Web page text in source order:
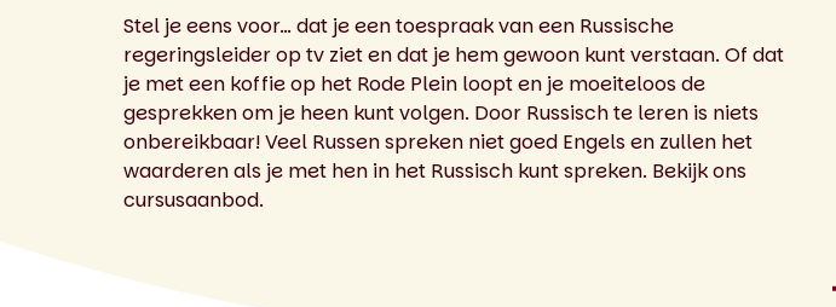
Stel je eens voor… dat je een toespraak van een Russische
regeringsleider op tv ziet en dat je hem gewoon kunt verstaan. Of dat
je met een koffie op het Rode Plein loopt en je moeiteloos de
gesprekken om je heen kunt volgen. Door Russisch te leren is niets
onbereikbaar! Veel Russen spreken niet goed Engels en zullen het
waarderen als je met hen in het Russisch kunt spreken. Bekijk ons
cursusaanbod.